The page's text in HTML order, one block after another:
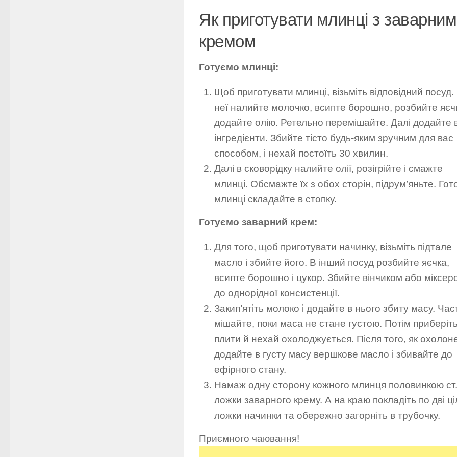
Як приготувати млинці з заварним
кремом
Готуємо млинці:
Щоб приготувати млинці, візьміть відповідний посуд.
неї налийте молочко, всипте борошно, розбийте
додайте олію. Ретельно перемішайте. Далі додайте
інгредієнти. Збийте тісто будь-яким зручним для вас
способом, і нехай постоїть 30 хвилин.
Далі в сковорідку налийте олії, розігрійте і смажте
млинці. Обсмажте їх з обох сторін, підрум’яньте.
млинці складайте в стопку.
Готуємо заварний крем:
Для того, щоб приготувати начинку, візьміть підтале
масло і збийте його. В інший посуд розбийте яєчка,
всипте борошно і цукор. Збийте вінчиком або
до однорідної консистенції.
Закип’ятіть молоко і додайте в нього збиту масу.
мішайте, поки маса не стане густою. Потім
плити й нехай охолоджується. Після того, як
додайте в густу масу вершкове масло і збивайте до
ефірного стану.
Намаж одну сторону кожного млинця половинкою ст.
ложки заварного крему. А на краю покладіть по дві
ложки начинки та обережно загорніть в трубочку.
Приємного чаювання!